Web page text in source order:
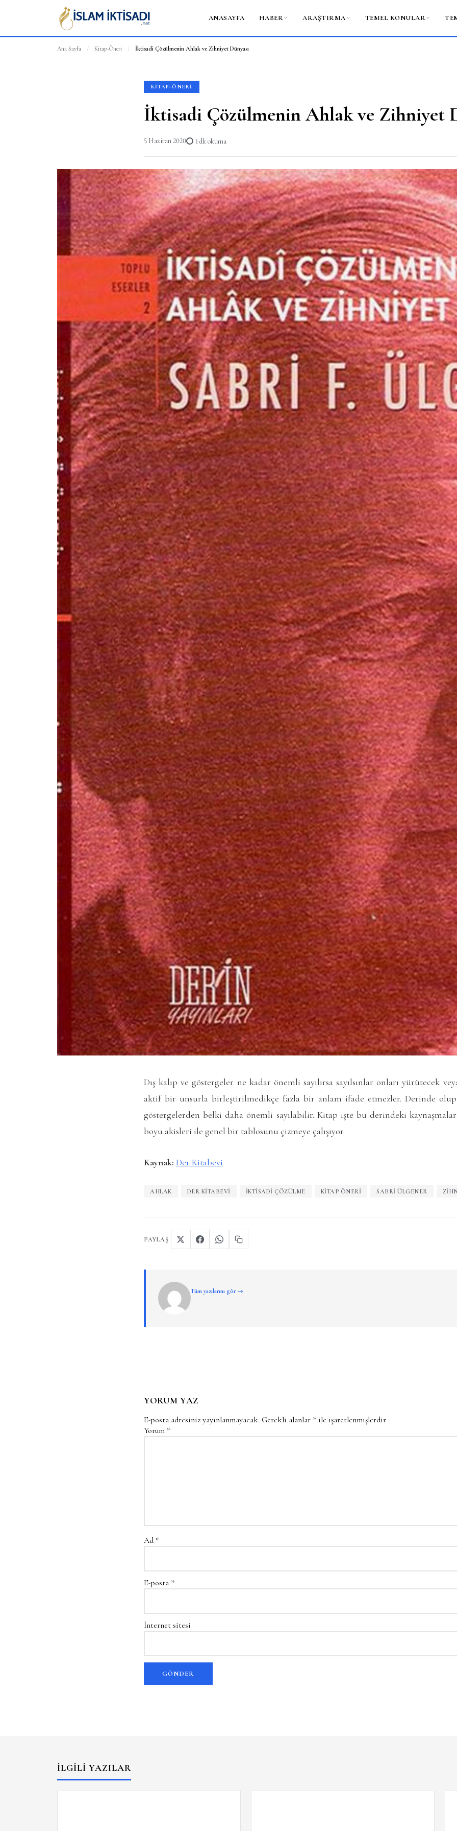
ANASAYFA HABER ARAŞTIRMA TEMEL KONULAR
Ana Sayfa / Kitap-Öneri / İktisadi Çözülmenin Ahlak ve Zihniyet Dünyası
KITAP-ÖNERI
İktisadi Çözülmenin Ahlak ve Zihniyet
5 Haziran 2020 1 dk okuma
Dış kalıp ve göstergeler ne kadar önemli sayılırsa sayılsınlar onları yürütecek
aktif bir unsurla birleştirilmedikçe fazla bir anlam ifade etmezler. Derinde
göstergelerden belki daha önemli sayılabilir. Kitap işte bu derindeki
boyu akisleri ile genel bir tablosunu çizmeye çalışıyor.
Kaynak: Der Kitabevi
AHLAK DER KITABEVI IKTISADI ÇÖZÜLME KITAP ÖNERI SABRI ÜLGENER
PAYLAŞ
Tüm yazılarını gör →
YORUM YAZ
E-posta adresiniz yayınlanmayacak. Gerekli alanlar * ile işaretlenmişlerdir
Yorum *
Ad *
E-posta *
İnternet sitesi
İLGILI YAZILAR